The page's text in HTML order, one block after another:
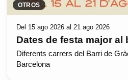
OTROS
Del 15 ago 2026 al 21 ago 2026
Dates de festa major al
Diferents carrers del Barri de
Barcelona